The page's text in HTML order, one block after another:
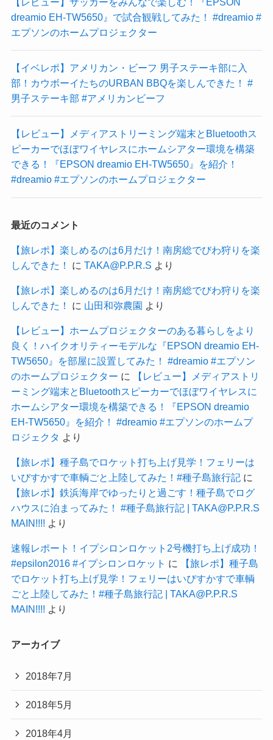
dreamio EH-TW5650』で試合観戦してみた！ #dreamio #
エプソンのホームプロジェクター
【イベレポ】アメリカン・ビーフ 男子ステーキ部に入
部！カウボーイたちのURBAN BBQを楽しんできた！ #
男子ステーキ部 #アメリカンビーフ
【レビュー】メディアストリーミング端末とBluetoothス
ピーカーでほぼワイヤレスにホームシアター環境を構築
できる！『EPSON dreamio EH-TW5650』を紹介！
#dreamio #エプソンのホームプロジェクター
最近のコメント
【旅レポ】楽しめるのは6月だけ！南房総でびわ狩りを楽
しんできた！
に TAKA@P.P.R.S より
【旅レポ】楽しめるのは6月だけ！南房総でびわ狩りを楽
しんできた！
に 山田和弥農園 より
【レビュー】ホームプロジェクターのある暮らしをより
良く！ハイクオリティーモデルな『EPSON dreamio EH-
TW5650』を部屋に設置してみた！ #dreamio #エプソン
のホームプロジェクター に
【レビュー】メディアストリ
ーミング端末とBluetoothスピーカーでほぼワイヤレスに
ホームシアター環境を構築できる！『EPSON dreamio
EH-TW5650』を紹介！ #dreamio #エプソンのホームプ
ロジェクタ より
【旅レポ】種子島でロケット打ち上げ見学！フェリーは
いびすかすで車輌ごと上陸してみた！#種子島旅行記に
【旅レポ】鉄浜海岸でゆったりと過ごす！種子島でログ
ハウスに泊まってみた！ #種子島旅行記 | TAKA@P.P.R.S
MAIN!!!! より
速報レポート！イプシロンロケット2号機打ち上げ成功！
#epsilon2016 #イプシロンロケット に
【旅レポ】種子島
でロケット打ち上げ見学！フェリーはいびすかすで車輌
ごと上陸してみた！#種子島旅行記 | TAKA@P.P.R.S
MAIN!!!! より
アーカイブ
2018年7月
2018年5月
2018年4月